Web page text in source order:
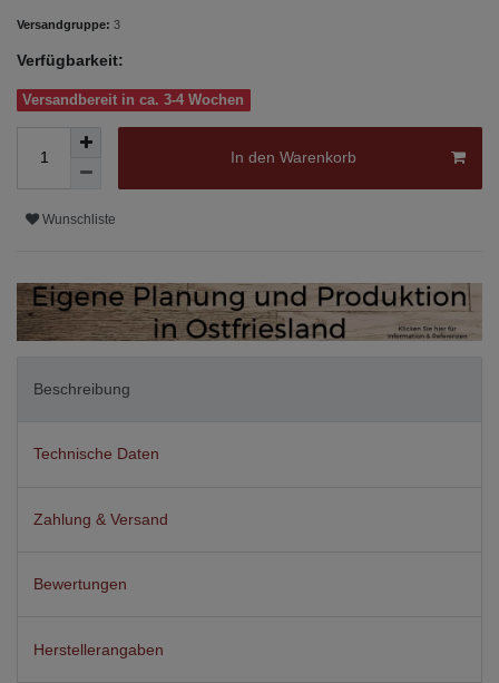
Versandgruppe: 3
Verfügbarkeit:
Versandbereit in ca. 3-4 Wochen
In den Warenkorb
Wunschliste
Beschreibung
Technische Daten
Zahlung & Versand
Bewertungen
Herstellerangaben